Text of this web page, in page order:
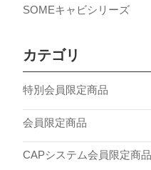
SOMEキャビシリーズ
カテゴリ
特別会員限定商品
会員限定商品
CAPシステム会員限定商品